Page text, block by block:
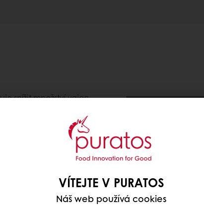
snížit množství vajec
nákladů. Jedná se
a bohatou recepturou
Skvěle se tedy uplatní
kde přispívá k měkčí
hodnotou, jako jsou
celého procesu.
aplikaci – stačí ji
množství vody
Použití
Zákusky a
VÍTEJTE V PURATOS
Náš web používá cookies